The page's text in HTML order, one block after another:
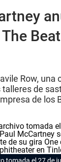
Row, una
de
de los